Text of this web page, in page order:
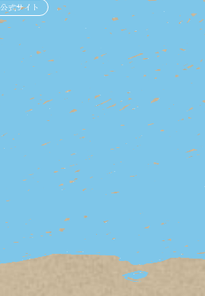
公式サイト